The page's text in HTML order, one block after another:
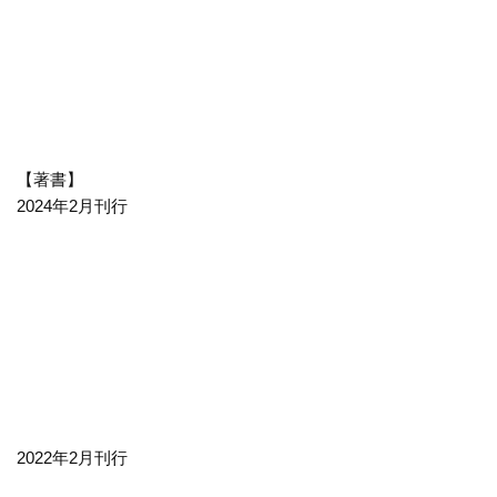
【著書】
2024年2月刊行
2022年2月刊行